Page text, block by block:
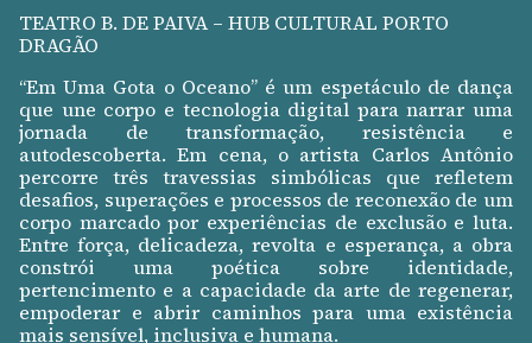
TEATRO B. DE PAIVA – HUB CULTURAL PORTO
DRAGÃO
“Em Uma Gota o Oceano” é um espetáculo de dança
que une corpo e tecnologia digital para narrar uma
jornada de transformação, resistência e
autodescoberta. Em cena, o artista Carlos Antônio
percorre três travessias simbólicas que refletem
desafios, superações e processos de reconexão de um
corpo marcado por experiências de exclusão e luta.
Entre força, delicadeza, revolta e esperança, a obra
constrói uma poética sobre identidade,
pertencimento e a capacidade da arte de regenerar,
empoderar e abrir caminhos para uma existência
mais sensível, inclusiva e humana.